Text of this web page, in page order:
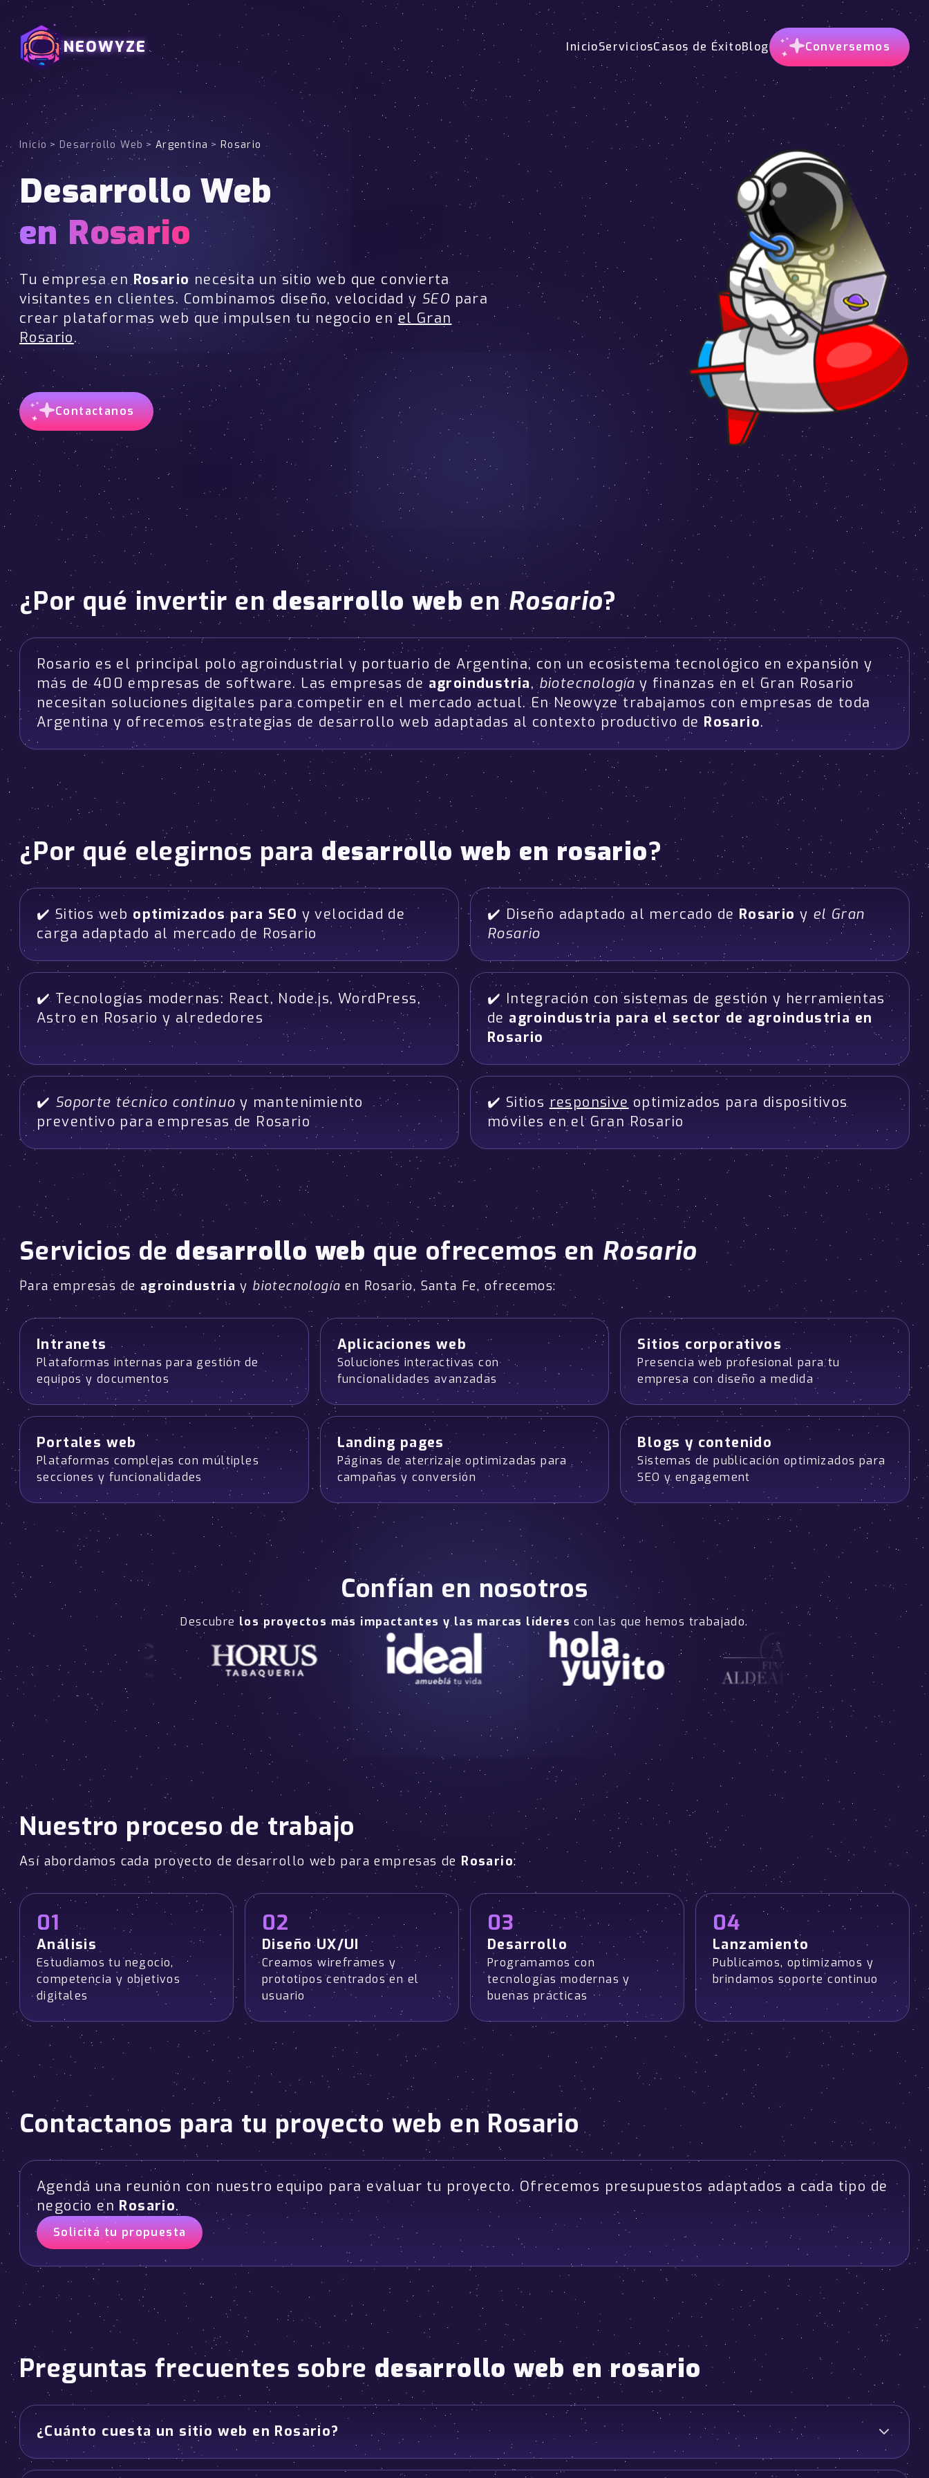
NEOWYZE InicioServiciosCasos de ÉxitoBlog Conversemos
Inicio > Desarrollo Web > Argentina > Rosario
Desarrollo Web
en Rosario
Tu empresa enRosario necesita un sitio web que convierta
visitantes en clientes. Combinamos diseño, velocidad y SEO para
crear plataformas web que impulsen tu negocio enel Gran
Rosario.
Contactanos
¿Por qué invertir endesarrollo web enRosario?
Rosario es el principal polo agroindustrial y portuario de Argentina, con un ecosistema tecnológico en expansión y
más de 400 empresas de software. Las empresas de agroindustria,biotecnología y finanzas en el Gran Rosario
necesitan soluciones digitales para competir en el mercado actual. En Neowyze trabajamos con empresas de toda
Argentina y ofrecemos estrategias de desarrollo web adaptadas al contexto productivo de Rosario.
¿Por qué elegirnos para desarrollo web en rosario?
✔️ Sitios weboptimizados para SEO y velocidad de
carga adaptado al mercado de Rosario
✔️ Diseño adaptado al mercado de Rosario y el Gran
Rosario
✔️ Tecnologías modernas: React, Node.js, WordPress,
Astro en Rosario y alrededores
✔️ Integración con sistemas de gestión y herramientas
de agroindustria para el sector de agroindustria en
Rosario
✔️ Soporte técnico continuo y mantenimiento
preventivo para empresas de Rosario
✔️ Sitios responsive optimizados para dispositivos
móviles en el Gran Rosario
Servicios dedesarrollo web que ofrecemos en Rosario
Para empresas de agroindustria y biotecnología en Rosario, Santa Fe, ofrecemos:
Intranets
Plataformas internas para gestión de
equipos y documentos
Aplicaciones web
Soluciones interactivas con
funcionalidades avanzadas
Sitios corporativos
Presencia web profesional para tu
empresa con diseño a medida
Portales web
Plataformas complejas con múltiples
secciones y funcionalidades
Landing pages
Páginas de aterrizaje optimizadas para
campañas y conversión
Blogs y contenido
Sistemas de publicación optimizados para
SEO y engagement
Confían en nosotros
Descubre los proyectos más impactantes y las marcas líderes con las que hemos trabajado.
Nuestro proceso de trabajo
Así abordamos cada proyecto de desarrollo web para empresas de Rosario:
01
Análisis
Estudiamos tu negocio,
competencia y objetivos
digitales
02
Diseño UX/UI
Creamos wireframes y
prototipos centrados en el
usuario
03
Desarrollo
Programamos con
tecnologías modernas y
buenas prácticas
04
Lanzamiento
Publicamos, optimizamos y
brindamos soporte continuo
Contactanos para tu proyecto web en Rosario
Agendá una reunión con nuestro equipo para evaluar tu proyecto. Ofrecemos presupuestos adaptados a cada tipo de
negocio en Rosario.
Solicitá tu propuesta
Preguntas frecuentes sobre desarrollo web en rosario
¿Cuánto cuesta un sitio web en Rosario?